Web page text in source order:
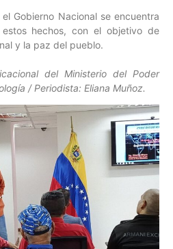
Gobierno Nacional se encuentra
hechos, con el objetivo de
y la paz del pueblo.
del Ministerio del Poder
/ Periodista: Eliana Muñoz.